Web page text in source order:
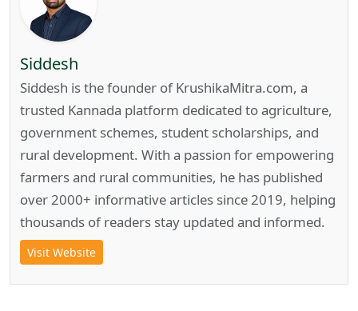
Siddesh
Siddesh is the founder of KrushikaMitra.com, a
trusted Kannada platform dedicated to agriculture,
government schemes, student scholarships, and
rural development. With a passion for empowering
farmers and rural communities, he has published
over 2000+ informative articles since 2019, helping
thousands of readers stay updated and informed.
Visit Website